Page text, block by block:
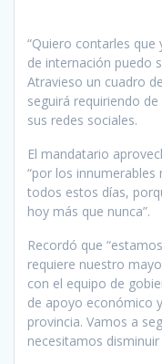
“Quiero contarles que
de internación puedo
Atravieso un cuadro
seguirá requiriendo
sus redes sociales.
El mandatario
“por los
todos estos días,
hoy más que nunca”.
Recordó que
requiere nuestro
con el equipo de
de apoyo económico
provincia. Vamos a
necesitamos